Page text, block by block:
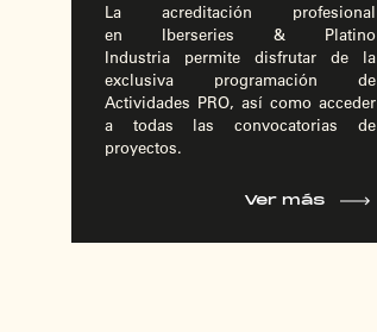
La acreditación profesional
en Iberseries & Platino
Industria permite disfrutar de la
exclusiva programación de
Actividades PRO, así como acceder
a todas las convocatorias de
proyectos.
Ver más